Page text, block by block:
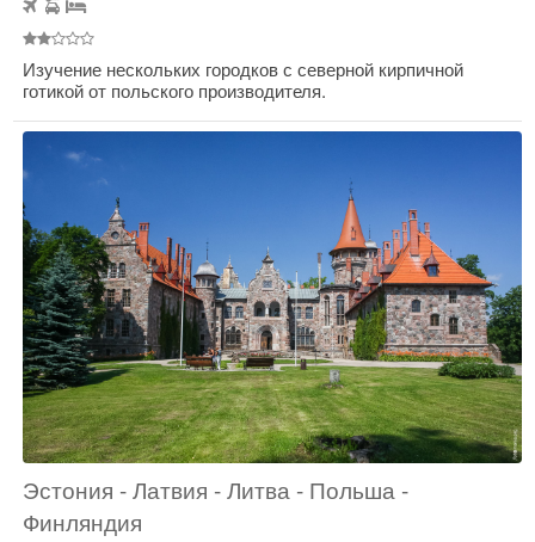
Изучение нескольких городков с северной кирпичной
готикой от польского производителя.
Эстония - Латвия - Литва - Польша -
Финляндия